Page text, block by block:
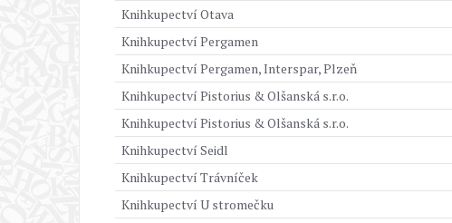
Knihkupectví Otava
Knihkupectví Pergamen
Knihkupectví Pergamen, Interspar, Plzeň
Knihkupectví Pistorius & Olšanská s.r.o.
Knihkupectví Pistorius & Olšanská s.r.o.
Knihkupectví Seidl
Knihkupectví Trávníček
Knihkupectví U stromečku